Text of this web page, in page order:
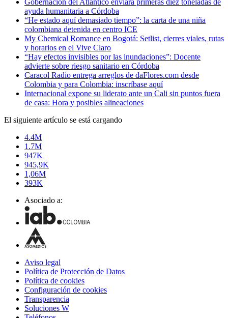
ayuda humanitaria a Córdoba
“He estado aquí demasiado tiempo”: la carta de una niña
colombiana detenida en centro ICE
My Chemical Romance en Bogotá: Setlist, cierres viales, rutas
y horarios en el Vive Claro
“Hay efectos invisibles por las inundaciones”: Docente
advierte sobre riesgo sanitario en Córdoba
Caracol Radio entrega arreglos de daFlores.com desde
Colombia y para Colombia: inscríbase aquí
Internacional expone su liderato ante un Cali sin puntos fuera
de casa: Hora y posibles alineaciones
El siguiente artículo se está cargando
4.4M
1.7M
947K
945,9K
1,06M
393K
Asociado a:
Aviso legal
Política de Protección de Datos
Política de cookies
Configuración de cookies
Transparencia
Soluciones W